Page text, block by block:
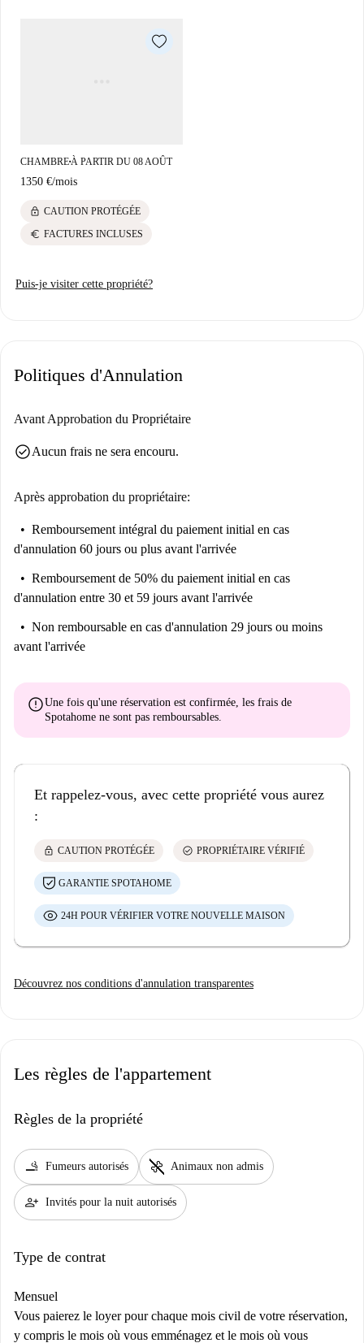
CHAMBRE■À PARTIR DU 08 AOÛT
1350 €/mois
lock CAUTION PROTÉGÉE
euro FACTURES INCLUSES
Puis-je visiter cette propriété?
Politiques d'Annulation
Avant Approbation du Propriétaire
check_circleAucun frais ne sera encouru.
Après approbation du propriétaire:
Remboursement intégral du paiement initial en cas
d'annulation 60 jours ou plus avant l'arrivée
Remboursement de 50% du paiement initial en cas
d'annulation entre 30 et 59 jours avant l'arrivée
Non remboursable en cas d'annulation 29 jours ou moins
avant l'arrivée
errorUne fois qu'une réservation est confirmée, les frais de
Spotahome ne sont pas remboursables
Et rappelez-vous, avec cette propriété vous aurez
:
lock CAUTION PROTÉGÉE check_circle PROPRIÉTAIRE VÉRIFIÉ
GARANTIE SPOTAHOME
24H POUR VÉRIFIER VOTRE NOUVELLE MAISON
Découvrez nos conditions d'annulation transparentes
Les règles de l'appartement
Règles de la propriété
smoking_rooms Fumeurs autorisés pet_supplies Animaux non admis
person_add Invités pour la nuit autorisés
Type de contrat
Mensuel
Vous paierez le loyer pour chaque mois civil de votre réservation,
y compris le mois où vous emménagez et le mois où vous